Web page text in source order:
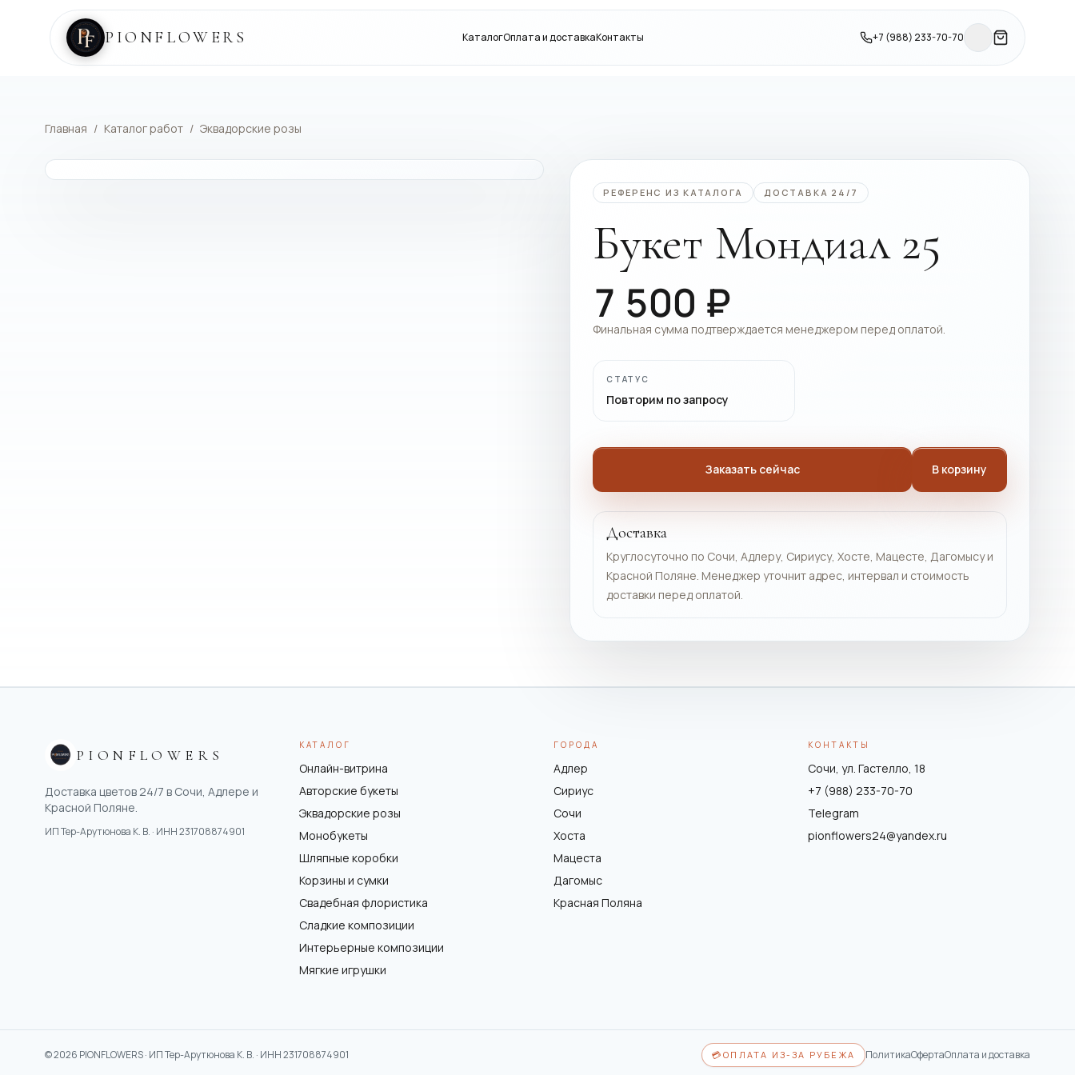
PIONFLOWERS КаталогОплата и доставкаКонтакты +7 (988) 233-70-70
Главная / Каталог работ / Эквадорские розы
РЕФЕРЕНС ИЗ КАТАЛОГА ДОСТАВКА 24/7
Букет Мондиал 25
7 500 ₽
Финальная сумма подтверждается менеджером перед оплатой.
СТАТУС
Повторим по запросу
Заказать сейчас В корзину
Доставка
Круглосуточно по Сочи, Адлеру, Сириусу, Хосте, Мацесте, Дагомысу и
Красной Поляне. Менеджер уточнит адрес, интервал и стоимость
доставки перед оплатой.
PIONFLOWERS
Доставка цветов 24/7 в Сочи, Адлере и
Красной Поляне.
ИП Тер-Арутюнова К. В. · ИНН231708874901
КАТАЛОГ
Онлайн-витрина
Авторские букеты
Эквадорские розы
Монобукеты
Шляпные коробки
Корзины и сумки
Свадебная флористика
Сладкие композиции
Интерьерные композиции
Мягкие игрушки
ГОРОДА
Адлер
Сириус
Сочи
Хоста
Мацеста
Дагомыс
Красная Поляна
КОНТАКТЫ
Сочи, ул. Гастелло, 18
+7 (988) 233-70-70
Telegram
pionflowers24@yandex.ru
©2026 PIONFLOWERS · ИП Тер-Арутюнова К. В. · ИНН231708874901 💳ОПЛАТА ИЗ-ЗА РУБЕЖА ПолитикаОфертаОплата и доставка